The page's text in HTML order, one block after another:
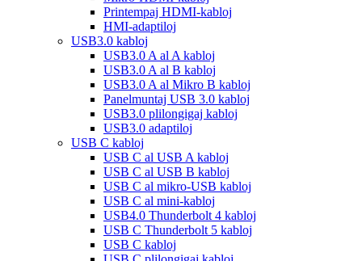
Printempaj HDMI-kabloj
HMI-adaptiloj
USB3.0 kabloj
USB3.0 A al A kabloj
USB3.0 A al B kabloj
USB3.0 A al Mikro B kabloj
Panelmuntaj USB 3.0 kabloj
USB3.0 plilongigaj kabloj
USB3.0 adaptiloj
USB C kabloj
USB C al USB A kabloj
USB C al USB B kabloj
USB C al mikro-USB kabloj
USB C al mini-kabloj
USB4.0 Thunderbolt 4 kabloj
USB C Thunderbolt 5 kabloj
USB C kabloj